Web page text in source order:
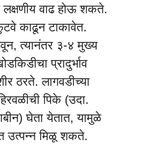
लक्षणीय वाढ होऊ शकते.
काढून टाकावेत.
त्यानंतर ३-४ मुख्य
प्रादुर्भाव
ठरते. लागवडीच्या
पिके (उदा.
घेता येतात, यामुळे
उत्पन्न मिळू शकते.